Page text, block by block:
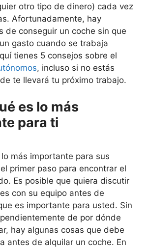
otro tipo de dinero) cada vez
Afortunadamente, hay
de conseguir un coche sin que
gasto cuando se trabaja
tienes 5 consejos sobre el
, incluso si no estás
te llevará tu próximo trabajo.
es lo más
para ti
más importante para sus
primer paso para encontrar el
Es posible que quiera discutir
con su equipo antes de
es importante para usted. Sin
de por dónde
hay algunas cosas que debe
antes de alquilar un coche. En